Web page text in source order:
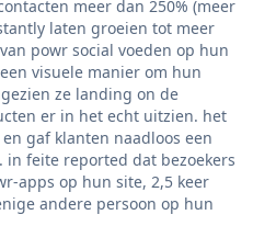
meer dan 250% (meer
laten groeien tot meer
powr social voeden op hun
visuele manier om hun
ze landing on de
er in het echt uitzien. het
gaf klanten naadloos een
feite reported dat bezoekers
apps op hun site, 2,5 keer
andere persoon op hun